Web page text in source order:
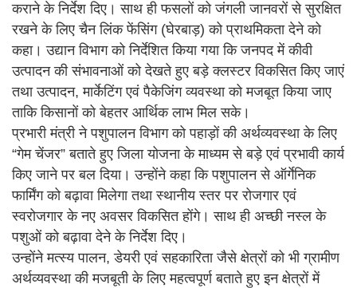
कराने के निर्देश दिए। साथ ही फसलों को जंगली जानवरों से सुरक्षित
रखने के लिए चैन लिंक फेंसिंग (घेरबाड़) को प्राथमिकता देने को
कहा। उद्यान विभाग को निर्देशित किया गया कि जनपद में कीवी
उत्पादन की संभावनाओं को देखते हुए बड़े क्लस्टर विकसित किए जाएं
तथा उत्पादन, मार्केटिंग एवं पैकेजिंग व्यवस्था को मजबूत किया जाए
ताकि किसानों को बेहतर आर्थिक लाभ मिल सके।
प्रभारी मंत्री ने पशुपालन विभाग को पहाड़ों की अर्थव्यवस्था के लिए
“गेम चेंजर” बताते हुए जिला योजना के माध्यम से बड़े एवं प्रभावी कार्य
किए जाने पर बल दिया। उन्होंने कहा कि पशुपालन से ऑर्गेनिक
फार्मिंग को बढ़ावा मिलेगा तथा स्थानीय स्तर पर रोजगार एवं
स्वरोजगार के नए अवसर विकसित होंगे। साथ ही अच्छी नस्ल के
पशुओं को बढ़ावा देने के निर्देश दिए।
उन्होंने मत्स्य पालन, डेयरी एवं सहकारिता जैसे क्षेत्रों को भी ग्रामीण
अर्थव्यवस्था की मजबूती के लिए महत्वपूर्ण बताते हुए इन क्षेत्रों में